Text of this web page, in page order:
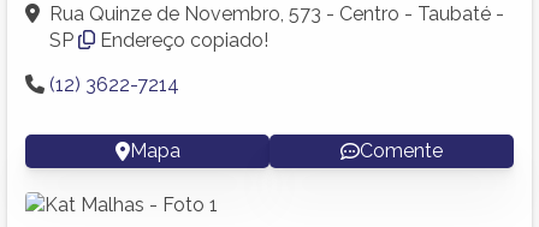
Rua Quinze de Novembro, 573 - Centro - Taubaté -
SP
Endereço copiado!
(12) 3622-7214
Mapa Comente